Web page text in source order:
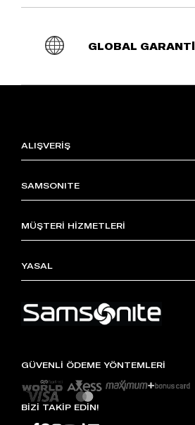
GLOBAL GARANTİ
ALIŞVERİŞ
SAMSONITE
MÜŞTERİ HİZMETLERİ
YASAL
GÜVENLİ ÖDEME YÖNTEMLERİ
BİZİ TAKİP EDİN!